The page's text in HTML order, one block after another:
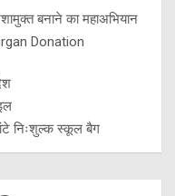
बनाने का महाअभियान
Donation
निःशुल्क स्कूल बैग